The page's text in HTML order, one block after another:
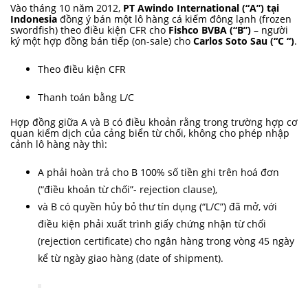
Vào tháng 10 năm 2012, PT Awindo International (“A”) tại
Indonesia đồng ý bán một lô hàng cá kiếm đông lạnh (frozen
swordfish) theo điều kiện CFR cho Fishco BVBA (“B”) – người
ký một hợp đồng bán tiếp (on-sale) cho Carlos Soto Sau (“C “).
Theo điều kiện CFR
Thanh toán bằng L/C
Hợp đồng giữa A và B có điều khoản rằng trong trường hợp cơ
quan kiểm dịch của cảng biển từ chối, không cho phép nhập
cảnh lô hàng này thì:
A phải hoàn trả cho B 100% số tiền ghi trên hoá đơn
(“điều khoản từ chối”- rejection clause),
và B có quyền hủy bỏ thư tín dụng (“L/C”) ​​đã mở, với
điều kiện phải xuất trình giấy chứng nhận từ chối
(rejection certificate) cho ngân hàng trong vòng 45 ngày
kể từ ngày giao hàng (date of shipment).